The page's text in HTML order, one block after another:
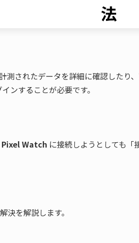
ンすることが必要です。
Pixel Watch に接続しようとしても「
決を解説します。